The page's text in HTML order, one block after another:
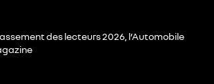
des lecteurs 2026, l’Automobile